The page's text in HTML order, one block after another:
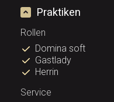
Praktiken
Rollen
Domina soft
Gastlady
Herrin
Service